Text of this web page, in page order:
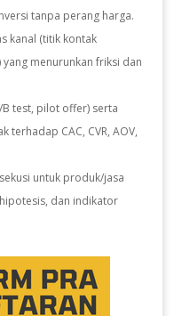
tanpa perang harga.
kanal (titik kontak
menurunkan friksi dan
test, pilot offer) serta
CAC, CVR, AOV,
untuk produk/jasa
dan indikator